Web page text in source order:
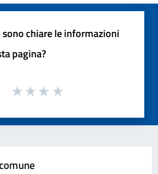
sono chiare le informazioni
pagina?